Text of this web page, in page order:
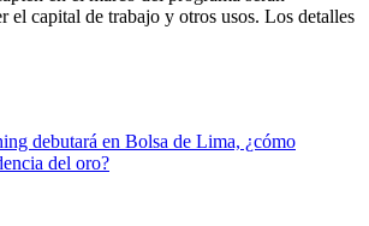
el capital de trabajo y otros usos. Los detalles